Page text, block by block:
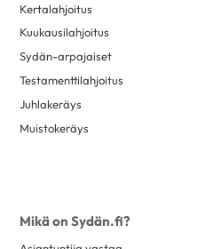
Kertalahjoitus
Kuukausilahjoitus
Sydän-arpajaiset
Testamenttilahjoitus
Juhlakeräys
Muistokeräys
Mikä on Sydän.fi?